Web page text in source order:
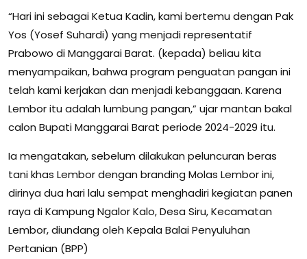
“Hari ini sebagai Ketua Kadin, kami bertemu dengan Pak
Yos (Yosef Suhardi) yang menjadi representatif
Prabowo di Manggarai Barat. (kepada) beliau kita
menyampaikan, bahwa program penguatan pangan ini
telah kami kerjakan dan menjadi kebanggaan. Karena
Lembor itu adalah lumbung pangan,” ujar mantan bakal
calon Bupati Manggarai Barat periode 2024-2029 itu.
Ia mengatakan, sebelum dilakukan peluncuran beras
tani khas Lembor dengan branding Molas Lembor ini,
dirinya dua hari lalu sempat menghadiri kegiatan panen
raya di Kampung Ngalor Kalo, Desa Siru, Kecamatan
Lembor, diundang oleh Kepala Balai Penyuluhan
Pertanian (BPP)